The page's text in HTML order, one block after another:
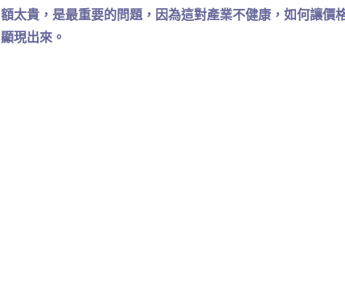
額太貴，是最重要的問題，因為這對產業不健康，如何讓價
顯現出來。